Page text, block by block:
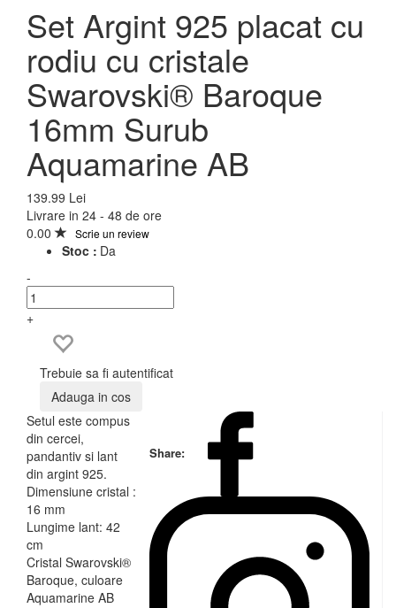
Set Argint 925 placat cu
rodiu cu cristale
Swarovski® Baroque
16mm Surub
Aquamarine AB
139.99 Lei
Livrare in 24 - 48 de ore
0.00
Scrie un review
Stoc : Da
-
+
Trebuie sa fi autentificat
Adauga in cos
Share:
Setul este compus
din cercei,
pandantiv si lant
din argint 925.
Dimensiune cristal :
16 mm
Lungime lant: 42
cm
Cristal Swarovski®
Baroque, culoare
Aquamarine AB